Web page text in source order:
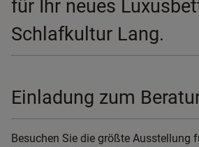
für Ihr neues
Schlafkultur Lang.
Einladung zum
Besuchen Sie die größte Ausstellung